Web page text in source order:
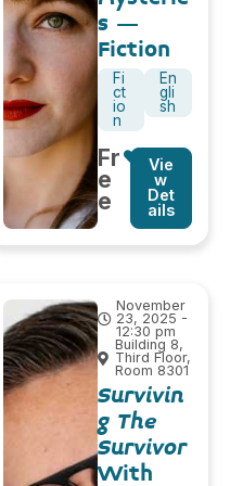
s –
Fiction
Fi
ct
io
n
En
gli
sh
Fr
e
e
Vie
w
Det
ails
November
23, 2025 -
12:30 pm
Building 8,
Third Floor,
Room 8301
Survivin
g The
Survivor
With